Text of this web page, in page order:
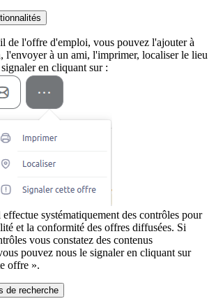
de l'offre d'emploi, vous pouvez l'ajouter à
l'envoyer à un ami, l'imprimer, localiser le lieu
en cliquant sur :
systématiquement des contrôles pour
et la conformité des offres diffusées. Si
vous constatez des contenus
pouvez nous le signaler en cliquant sur
offre ».
de recherche